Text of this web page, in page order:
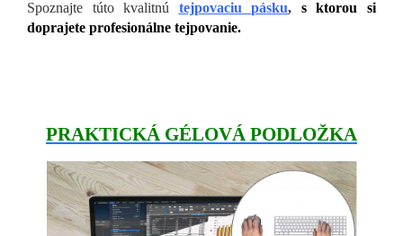
Spoznajte túto kvalitnú tejpovaciu pásku, s ktorou si
doprajete profesionálne tejpovanie.
PRAKTICKÁ GÉLOVÁ PODLOŽKA